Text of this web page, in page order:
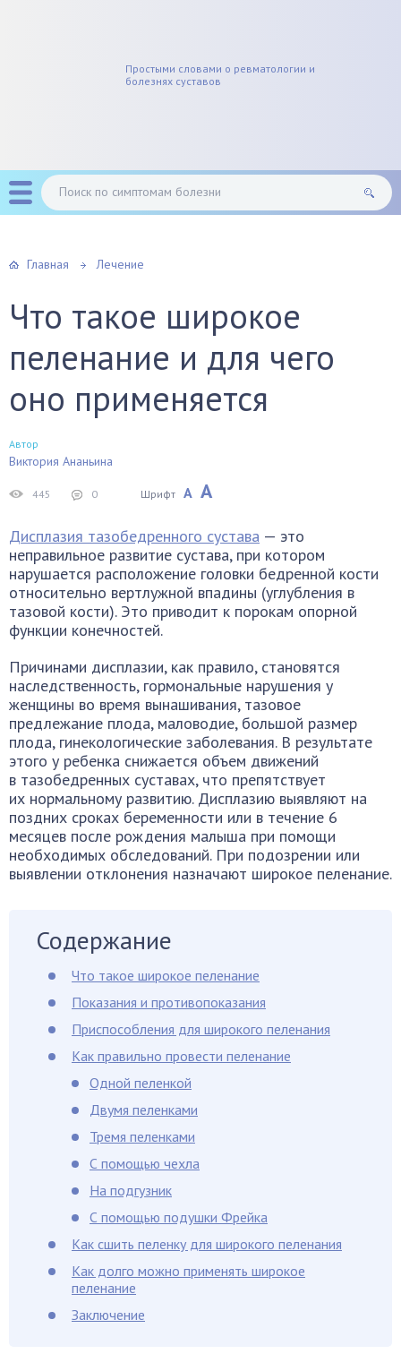
Простыми словами о ревматологии и
болезнях суставов
Главная Лечение
Что такое широкое
пеленание и для чего
оно применяется
Автор
Виктория Ананьина
445 0 Шрифт А А
Дисплазия тазобедренного сустава — это
неправильное развитие сустава, при котором
нарушается расположение головки бедренной кости
относительно вертлужной впадины (углубления в
тазовой кости). Это приводит к порокам опорной
функции конечностей.
Причинами дисплазии, как правило, становятся
наследственность, гормональные нарушения у
женщины во время вынашивания, тазовое
предлежание плода, маловодие, большой размер
плода, гинекологические заболевания. В результате
этого у ребенка снижается объем движений
в тазобедренных суставах, что препятствует
их нормальному развитию. Дисплазию выявляют на
поздних сроках беременности или в течение 6
месяцев после рождения малыша при помощи
необходимых обследований. При подозрении или
выявлении отклонения назначают широкое пеленание.
Содержание
Что такое широкое пеленание
Показания и противопоказания
Приспособления для широкого пеленания
Как правильно провести пеленание
Одной пеленкой
Двумя пеленками
Тремя пеленками
С помощью чехла
На подгузник
С помощью подушки Фрейка
Как сшить пеленку для широкого пеленания
Как долго можно применять широкое
пеленание
Заключение